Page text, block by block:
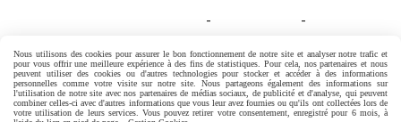
CONDITIONS GENERALES DE VENTE
Nous utilisons des cookies pour assurer le bon fonctionnement de notre site et analyser notre trafic et
pour vous offrir une meilleure expérience à des fins de statistiques. Pour cela, nos partenaires et nous
peuvent utiliser des cookies ou d'autres technologies pour stocker et accéder à des informations
personnelles comme votre visite sur notre site. Nous partageons également des informations sur
l'utilisation de notre site avec nos partenaires de médias sociaux, de publicité et d'analyse, qui peuvent
combiner celles-ci avec d'autres informations que vous leur avez fournies ou qu'ils ont collectées lors de
votre utilisation de leurs services. Vous pouvez retirer votre consentement, enregistré pour 6 mois, à